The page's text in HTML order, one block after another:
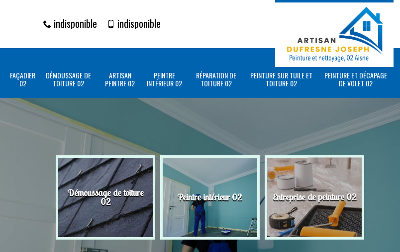
indisponible indisponible
FAÇADIER
02
DÉMOUSSAGE DE
TOITURE 02
ARTISAN
PEINTRE 02
PEINTRE
INTÉRIEUR 02
RÉPARATION DE
TOITURE 02
PEINTURE SUR TUILE ET
TOITURE 02
PEINTURE ET DÉCAPAGE
DE VOLET 02
Démoussage de toiture
02 Peintre intérieur 02 Entreprise de peinture 02